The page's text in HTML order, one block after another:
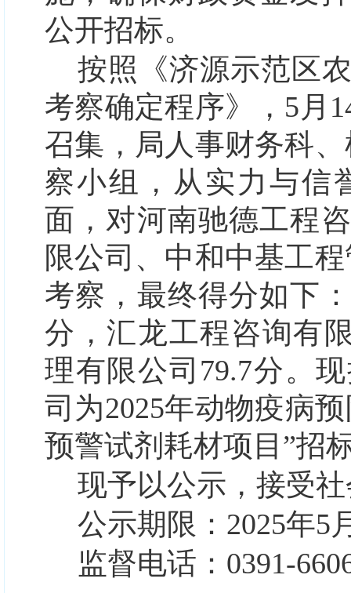
公开招标。
按照《济源示范区
考察确定程序》 ， 5月
召集，局人事财务科
察小组，从实力与信
面 ， 对河南驰德工程
限公司、 中和中基工
考察，最终得分如下：
分，汇龙工程咨询有
理有限公司79.7分。现
司 为2025年动物疫病
预警试剂耗材项目”招
现予以公示，接受
公示期限： 2025年5
监督电话： 0391-